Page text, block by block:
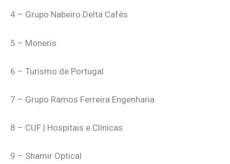
4 – Grupo Nabeiro Delta Cafés
5 – Moneris
6 – Turismo de Portugal
7 – Grupo Ramos Ferreira Engenharia
8 – CUF | Hospitais e Clínicas
9 – Shamir Optical